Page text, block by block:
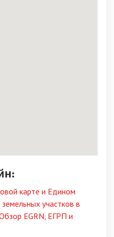
карте и Едином
участков в
EGRN, ЕГРП и